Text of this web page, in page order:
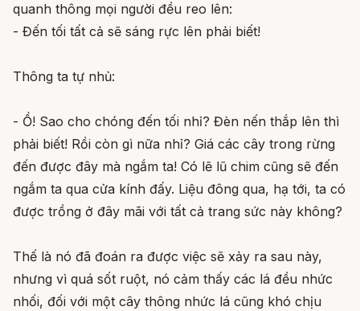
quanh thông mọi người đều reo lên:
- Đến tối tất cả sẽ sáng rực lên phải biết!
Thông ta tự nhủ:
- Ồ! Sao cho chóng đến tối nhỉ? Đèn nến thắp lên thì
phải biết! Rồi còn gì nữa nhỉ? Giá các cây trong rừng
đến được đây mà ngắm ta! Có lẽ lũ chim cũng sẽ đến
ngắm ta qua cửa kính đấy. Liệu đông qua, hạ tới, ta có
được trồng ở đây mãi với tất cả trang sức này không?
Thế là nó đã đoán ra được việc sẽ xảy ra sau này,
nhưng vì quá sốt ruột, nó cảm thấy các lá đều nhức
nhối, đối với một cây thông nhức lá cũng khó chịu